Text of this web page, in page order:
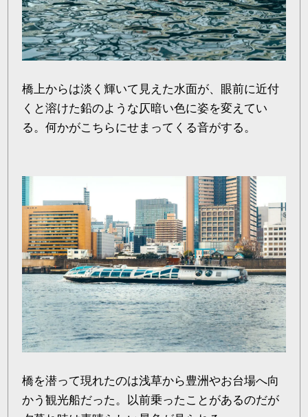
橋上からは淡く輝いて見えた水面が、眼前に近付
くと溶けた鉛のような仄暗い色に姿を変えてい
る。何かがこちらにせまってくる音がする。
橋を潜って現れたのは浅草から豊洲やお台場へ向
かう観光船だった。以前乗ったことがあるのだが